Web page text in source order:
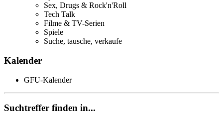
Sex, Drugs & Rock'n'Roll
Tech Talk
Filme & TV-Serien
Spiele
Suche, tausche, verkaufe
Kalender
GFU-Kalender
Suchtreffer finden in...